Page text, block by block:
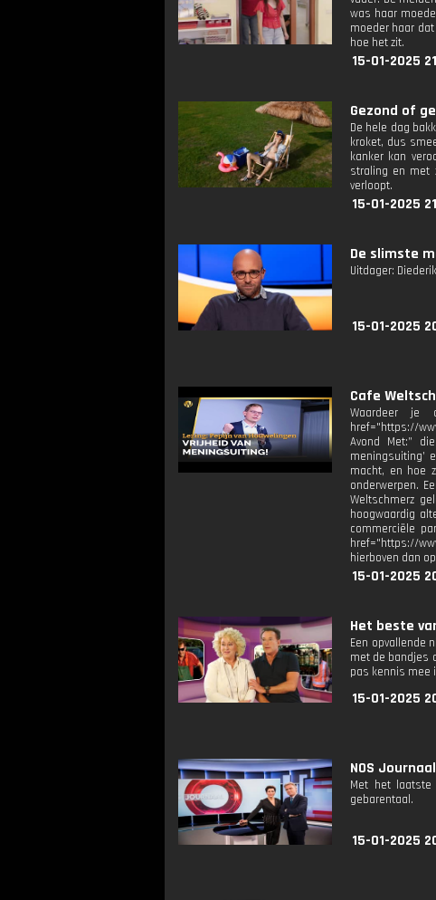
was haar
moeder haar
hoe het zit.
15-01-2025
Gezond of
De hele dag
kroket, dus
kanker kan
straling en met
verloopt.
15-01-2025
De slimste
Uitdager:
15-01-2025
Cafe
Waardeer je
href="https://
Avond Met:”
meningsuiting’
macht, en hoe
onderwerpen.
Weltschmerz
hoogwaardig
commerciële
href="https://
hierboven dan
15-01-2025
Het beste
Een opvallende
met de bandjes
pas kennis mee
15-01-2025
NOS
Met het laatste
gebarentaal.
15-01-2025